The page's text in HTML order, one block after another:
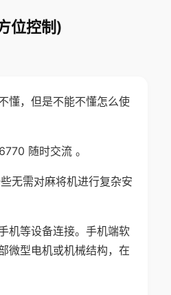
位控制)
懂，但是不能不懂怎么使
随时交流 。
无需对麻将机进行复杂安
机等设备连接。手机端软
微型电机或机械结构，在